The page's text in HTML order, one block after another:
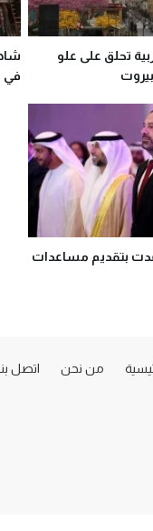
تحلق على علو
في
بتقديم مساعدات
من نحن اتصل